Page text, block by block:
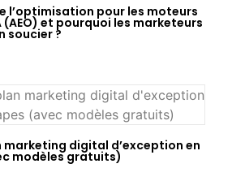
l’optimisation pour les moteurs
(AEO) et pourquoi les marketeurs
soucier ?
marketing digital d’exception en
modèles gratuits)